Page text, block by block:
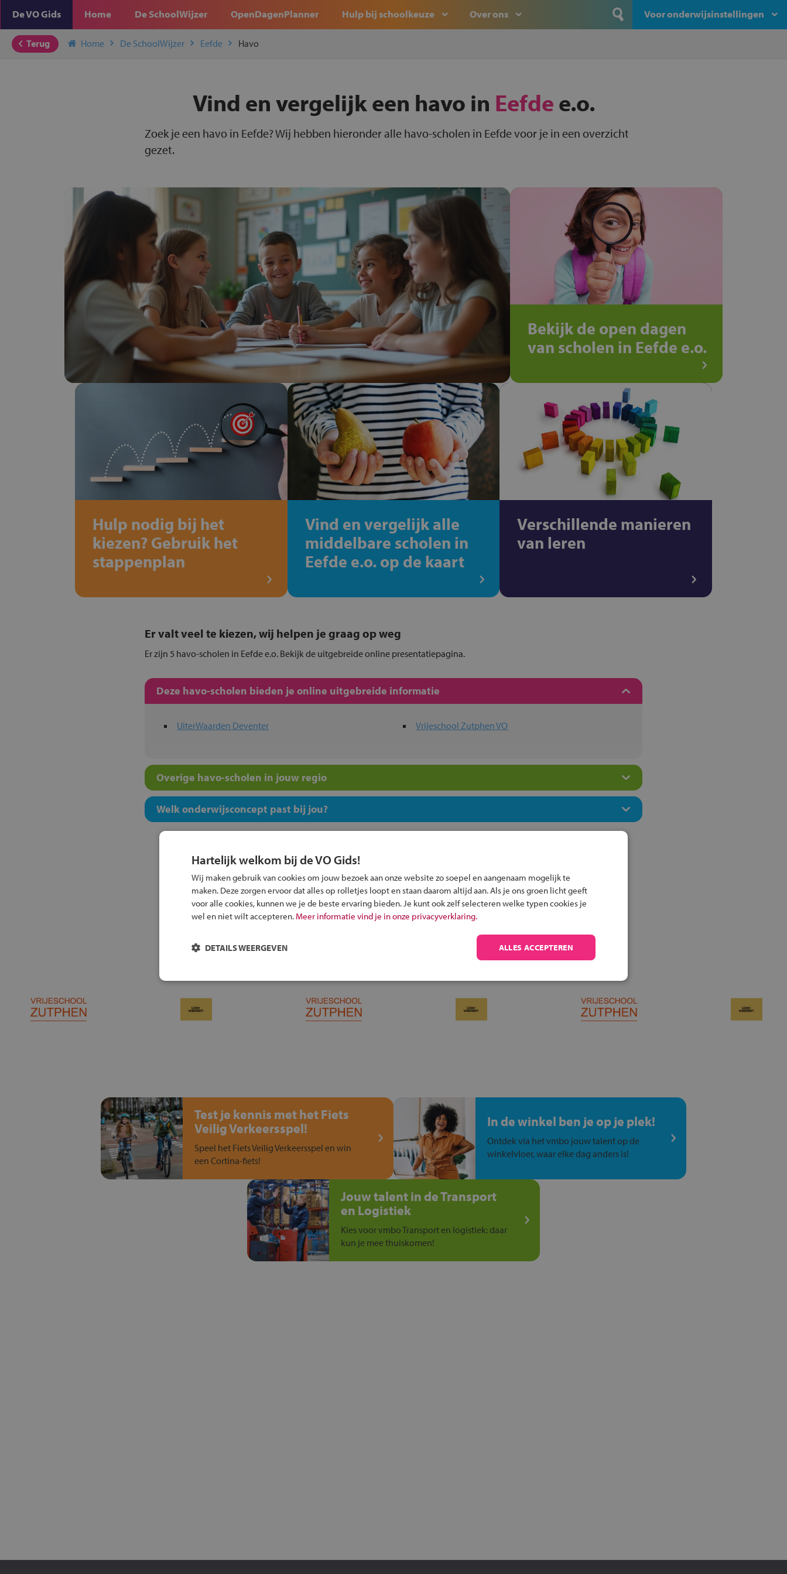
De VO Gids Home De SchoolWijzer OpenDagenPlanner Hulp bij schoolkeuze Over ons Voor onderwijsinstellingen
Terug Home De SchoolWijzer Eefde Havo
Vind en vergelijk een havo in Eefdee.o.
Zoek je een havo in Eefde? Wij hebben hieronder alle havo-scholen in Eefde voor je in een overzicht
gezet.
Bekijk de open dagen
van scholen in Eefde e.o.
Hulp nodig bij het
kiezen? Gebruik het
stappenplan
Vind en vergelijk alle
middelbare scholen in
Eefde e.o. op de kaart
Verschillende manieren
van leren
Er valt veel te kiezen, wij helpen je graag op weg
Er zijn 5 havo-scholen in Eefde e.o. Bekijk de uitgebreide online presentatiepagina.
Deze havo-scholen bieden je online uitgebreide informatie
UiterWaarden Deventer Vrijeschool Zutphen VO
Overige havo-scholen in jouw regio
Welk onderwijsconcept past bij jou?
Inschrijven?
Alle informatie om je kind aan te melden bij
Test je kennis met het Fiets
Veilig Verkeersspel!
Speel het Fiets Veilig Verkeersspel en win
een Cortina-fiets!
In de winkel ben je op je plek!
Ontdek via het vmbo jouw talent op de
winkelvloer, waar elke dag anders is!
Jouw talent in de Transport
en Logistiek
Kies voor vmbo Transport en logistiek: daar
kun je mee thuiskomen!
Hartelijk welkom bij de VO Gids!
Wij maken gebruik van cookies om jouw bezoek aan onze website zo soepel en aangenaam mogelijk te
maken. Deze zorgen ervoor dat alles op rolletjes loopt en staan daarom altijd aan. Als je ons groen licht geeft
voor alle cookies, kunnen we je de beste ervaring bieden. Je kunt ook zelf selecteren welke typen cookies je
wel en niet wilt accepteren. Meer informatie vind je in onze privacyverklaring.
ALLES ACCEPTEREN
DETAILS WEERGEVEN